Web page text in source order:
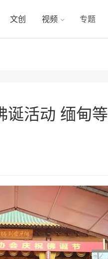
文创 视频 专题
活动 缅甸